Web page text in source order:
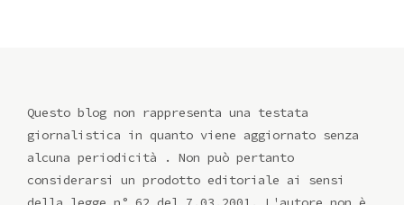
Questo blog non rappresenta una testata
giornalistica in quanto viene aggiornato senza
alcuna periodicità . Non può pertanto
considerarsi un prodotto editoriale ai sensi